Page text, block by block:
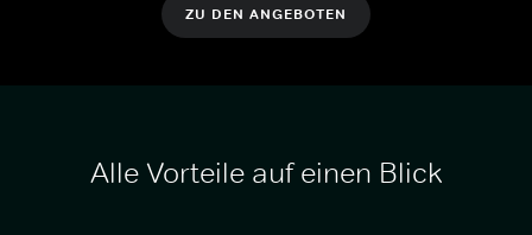
ZU DEN ANGEBOTEN
Alle Vorteile auf einen Blick